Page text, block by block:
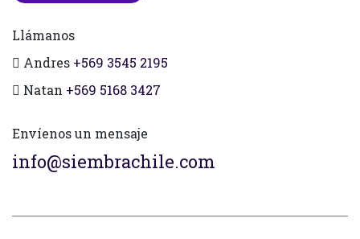
Llámanos
Andres +569 3545 2195
Natan +569 5168 3427
Envíenos un mensaje
info@siembrachile.com